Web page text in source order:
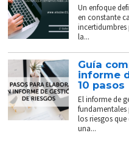
Un enfoque
en constante
la...
Guía
informe
10 pasos
El informe de
los riesgos
una...